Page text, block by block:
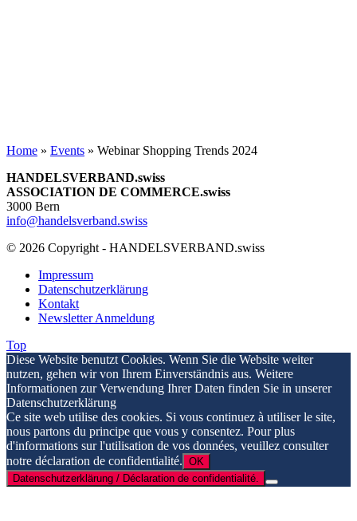
Home » Events » Webinar Shopping Trends 2024
HANDELSVERBAND.swiss
ASSOCIATION DE COMMERCE.swiss
3000 Bern
info@handelsverband.swiss
© 2026 Copyright - HANDELSVERBAND.swiss
Impressum
Datenschutzerklärung
Kontakt
Newsletter Anmeldung
Top
Diese Website benutzt Cookies. Wenn Sie die Website weiter
nutzen, gehen wir von Ihrem Einverständnis aus. Weitere
Informationen zur Verwendung Ihrer Daten finden Sie in unserer
Datenschutzerklärung
Ce site web utilise des cookies. Si vous continuez à utiliser le site,
nous partons du principe que vous y consentez. Pour plus
d'informations sur l'utilisation de vos données, veuillez consulter
notre déclaration de confidentialité. OK
Datenschutzerklärung / Déclaration de confidentialité.